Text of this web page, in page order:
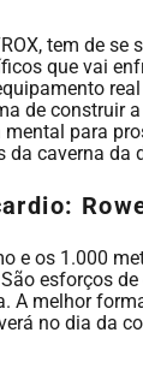
tem de se
que vai
de construir
para
da caverna da
e os 1.000
esforços
A melhor
no dia da